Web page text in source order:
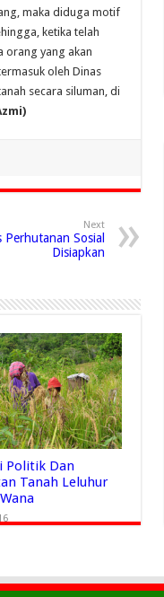
maka diduga motif
ketika telah
orang yang akan
oleh Dinas
secara siluman, di
Next
Perhutanan Sosial
Disiapkan
Politik Dan
Tanah Leluhur